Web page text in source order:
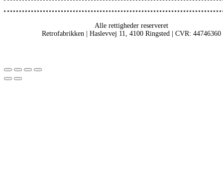
Alle rettigheder reserveret
Retrofabrikken | Haslevvej 11, 4100 Ringsted | CVR: 44746360